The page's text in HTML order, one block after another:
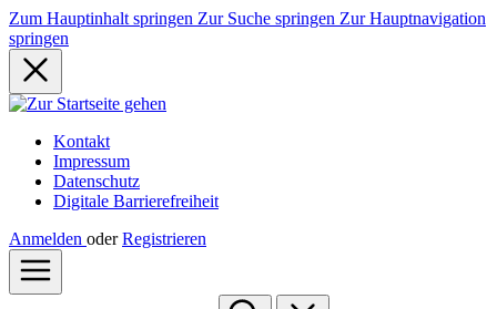
Zum Hauptinhalt springen Zur Suche springen Zur Hauptnavigation
springen
Kontakt
Impressum
Datenschutz
Digitale Barrierefreiheit
Anmelden oder Registrieren